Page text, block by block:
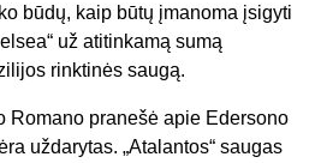
būdų, kaip būtų įmanoma įsigyti
už atitinkamą sumą
rinktinės saugą.
Romano pranešė apie Edersono
uždarytas. „Atalantos“ saugas